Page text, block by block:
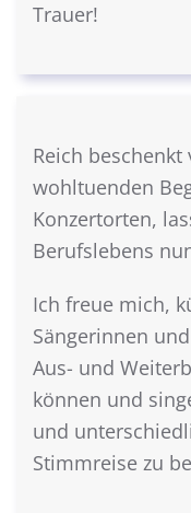
Trauer!
Reich
wohltuenden
Konzertorten,
Berufslebens
Ich freue mich,
Sängerinnen
Aus- und
können und
und
Stimmreise zu